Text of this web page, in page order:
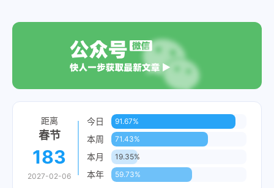
距离
春节
183
2027-02-06
今日 91.67%
本周 71.43%
本月 19.35%
本年 59.73%